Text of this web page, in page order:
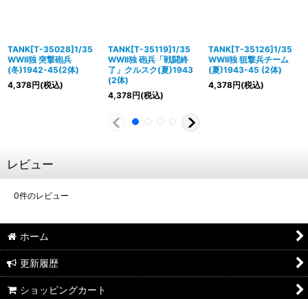
TANK[T-35028]1/35
WWII独 突撃砲兵
(冬)1942-45(2体)
4,378円(税込)
TANK[T-35119]1/35
WWII独 砲兵「戦闘終
了」クルスク(夏)1943
(2体)
4,378円(税込)
TANK[T-35126]1/35
WWII独 狙撃兵チーム
(夏)1943-45 (2体)
4,378円(税込)
レビュー
0件のレビュー
ホーム
更新履歴
ショッピングカート